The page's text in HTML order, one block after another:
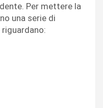
Per mettere la
una serie di